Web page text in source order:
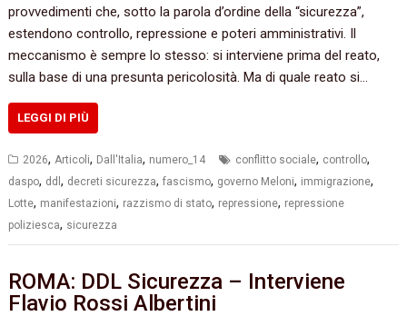
provvedimenti che, sotto la parola d’ordine della “sicurezza”,
estendono controllo, repressione e poteri amministrativi. Il
meccanismo è sempre lo stesso: si interviene prima del reato,
sulla base di una presunta pericolosità. Ma di quale reato si…
LEGGI DI PIÙ
2026,Articoli, Dall'Italia, numero_14 conflitto sociale, controllo,
daspo, ddl, decreti sicurezza,fascismo, governo Meloni, immigrazione,
Lotte, manifestazioni, razzismo di stato, repressione, repressione
poliziesca, sicurezza
ROMA: DDL Sicurezza – Interviene
Flavio Rossi Albertini